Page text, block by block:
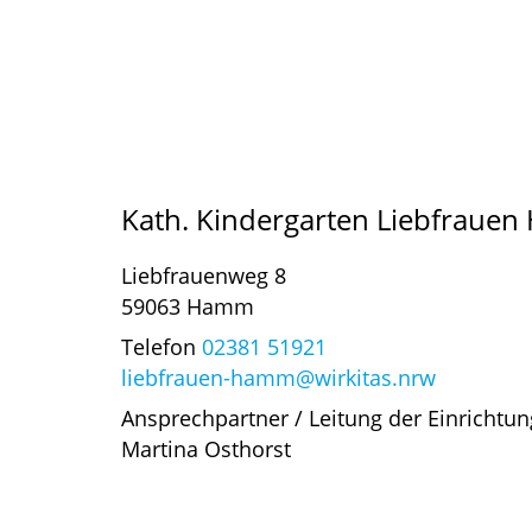
Kath. Kindergarten Liebfrauen
Liebfrauenweg 8
59063 Hamm
Telefon 02381 51921
liebfrauen-hamm@wirkitas.nrw
Ansprechpartner / Leitung der
Martina Osthorst